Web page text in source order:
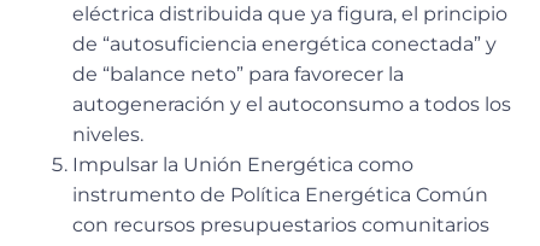
eléctrica distribuida que ya figura, el principio
de “autosuficiencia energética conectada” y
de “balance neto” para favorecer la
autogeneración y el autoconsumo a todos los
niveles.
Impulsar la Unión Energética como
instrumento de Política Energética Común
con recursos presupuestarios comunitarios